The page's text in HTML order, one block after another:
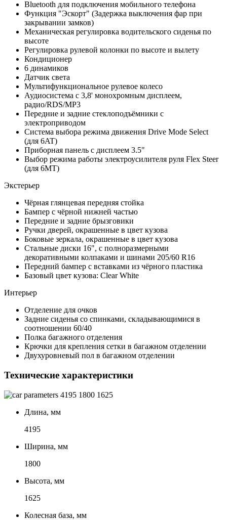
Bluetooth для подключения мобильного телефона
Функция "Эскорт" (Задержка выключения фар при
закрывании замков)
Механическая регулировка водительского сиденья по
высоте
Регулировка рулевой колонки по высоте и вылету
Кондиционер
6 динамиков
Датчик света
Мультифункциональное рулевое колесо
Аудиосистема с 3,8' монохромным дисплеем,
радио/RDS/MP3
Передние и задние стеклоподъёмники с
электроприводом
Система выбора режима движения Drive Mode Select
(для 6AT)
Приборная панель с дисплеем 3.5"
Выбор режима работы электроусилителя руля Flex Steer
(для 6MT)
Экстерьер
Чёрная глянцевая передняя стойка
Бампер с чёрной нижней частью
Передние и задние брызговики
Ручки дверей, окрашенные в цвет кузова
Боковые зеркала, окрашенные в цвет кузова
Стальные диски 16", с полноразмерными
декоративными колпаками и шинами 205/60 R16
Передний бампер с вставками из чёрного пластика
Базовый цвет кузова: Clear White
Интерьер
Отделение для очков
Задние сиденья со спинками, складывающимися в
соотношении 60/40
Полка багажного отделения
Крючки для крепления сетки в багажном отделении
Двухуровневый пол в багажном отделении
Технические характеристики
4195 1800 1625
Длина, мм
4195
Ширина, мм
1800
Высота, мм
1625
Колесная база, мм